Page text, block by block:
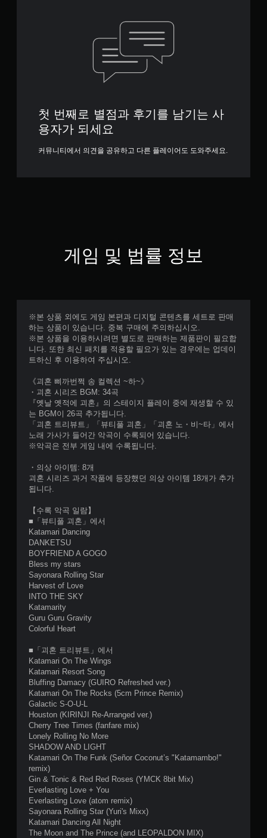
첫 번째로 별점과 후기를 남기는 사
용자가 되세요
커뮤니티에서 의견을 공유하고 다른 플레이어도 도와주세요.
게임 및 법률 정보
※본 상품 외에도 게임 본편과 디지털 콘텐츠를 세트로 판매
하는 상품이 있습니다. 중복 구매에 주의하십시오.
※본 상품을 이용하시려면 별도로 판매하는 제품판이 필요합
니다. 또한 최신 패치를 적용할 필요가 있는 경우에는 업데이
트하신 후 이용하여 주십시오.
《괴혼 삐까번쩍 송 컬렉션 ~하~》
・괴혼 시리즈 BGM: 34곡
『옛날 옛적에 괴혼』의 스테이지 플레이 중에 재생할 수 있
는 BGM이 26곡 추가됩니다.
「괴혼 트리뷰트」「뷰티풀 괴혼」「괴혼 노・비~타」에서
노래 가사가 들어간 악곡이 수록되어 있습니다.
※악곡은 전부 게임 내에 수록됩니다.
・의상 아이템: 8개
괴혼 시리즈 과거 작품에 등장했던 의상 아이템 18개가 추가
됩니다.
【수록 악곡 일람】
■「뷰티풀 괴혼」에서
Katamari Dancing
DANKETSU
BOYFRIEND A GOGO
Bless my stars
Sayonara Rolling Star
Harvest of Love
INTO THE SKY
Katamarity
Guru Guru Gravity
Colorful Heart
■「괴혼 트리뷰트」에서
Katamari On The Wings
Katamari Resort Song
Bluffing Damacy (GUIRO Refreshed ver.)
Katamari On The Rocks (5cm Prince Remix)
Galactic S-O-U-L
Houston (KIRINJI Re-Arranged ver.)
Cherry Tree Times (fanfare mix)
Lonely Rolling No More
SHADOW AND LIGHT
Katamari On The Funk (Señor Coconut’s "Katamambo!"
remix)
Gin & Tonic & Red Red Roses (YMCK 8bit Mix)
Everlasting Love + You
Everlasting Love (atom remix)
Sayonara Rolling Star (Yuri's Mixx)
Katamari Dancing All Night
The Moon and The Prince (and LEOPALDON MIX)